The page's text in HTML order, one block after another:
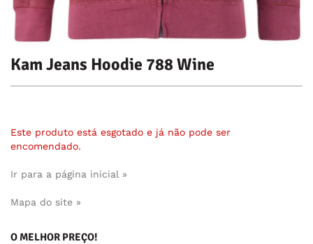
Kam Jeans Hoodie 788 Wine
Este produto está esgotado e já não pode ser
encomendado.
Ir para a página inicial »
Mapa do site »
O MELHOR PREÇO!